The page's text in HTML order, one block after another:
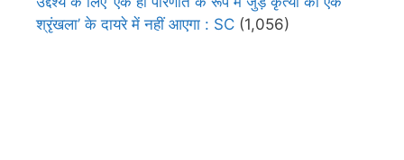
श्रृंखला’ के दायरे में नहीं आएगा : SC (1,056)